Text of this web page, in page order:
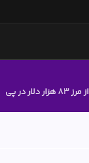
سقوط بیت کوین از مرز 83 هزار دلار در پی